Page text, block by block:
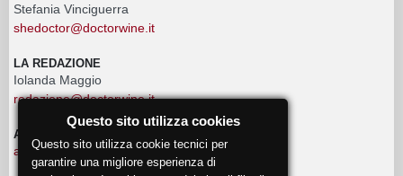
Stefania Vinciguerra
shedoctor@doctorwine.it
LA REDAZIONE
Iolanda Maggio
redazione@doctorwine.it
ADVERTISING
advertising@doctorwine.it
Questo sito utilizza cookies
Questo sito utilizza cookie tecnici per
garantire una migliore esperienza di